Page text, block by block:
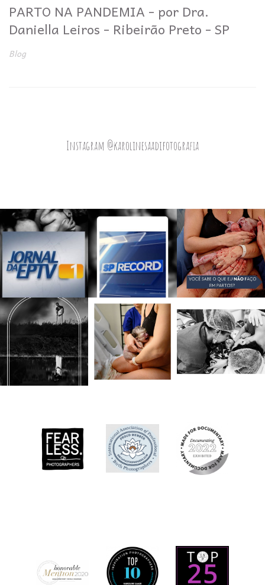
PARTO NA PANDEMIA - por Dra.
Daniella Leiros - Ribeirão Preto - SP
Blog
Instagram @karolinesaadifotografia